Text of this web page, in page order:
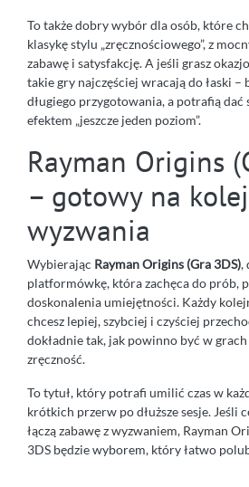
To także dobry wybór dla osób, które
klasykę stylu „zręcznościowego”, z
zabawę i satysfakcję. A jeśli grasz
takie gry najczęściej wracają do łaski –
długiego przygotowania, a potrafią
efektem „jeszcze jeden poziom”.
Rayman Origins
– gotowy na
wyzwania
Wybierając Rayman Origins (Gra 3DS),
platformówkę, która zachęca do prób,
doskonalenia umiejętności. Każdy
chcesz lepiej, szybciej i czyściej
dokładnie tak, jak powinno być w
zręczność.
To tytuł, który potrafi umilić czas w
krótkich przerw po dłuższe sesje. Jeśli
łączą zabawę z wyzwaniem, Rayman
3DS będzie wyborem, który łatwo